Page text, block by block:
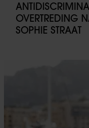
OVERTREDING
SOPHIE STRAAT